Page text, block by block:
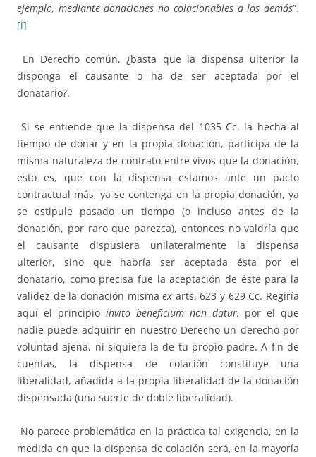
ejemplo, mediante donaciones no colacionables a los demás”.
[i]
En Derecho común, ¿basta que la dispensa ulterior la
disponga el causante o ha de ser aceptada por el
donatario?.
Si se entiende que la dispensa del 1035 Cc, la hecha al
tiempo de donar y en la propia donación, participa de la
misma naturaleza de contrato entre vivos que la donación,
esto es, que con la dispensa estamos ante un pacto
contractual más, ya se contenga en la propia donación, ya
se estipule pasado un tiempo (o incluso antes de la
donación, por raro que parezca), entonces no valdría que
el causante dispusiera unilateralmente la dispensa
ulterior, sino que habría ser aceptada ésta por el
donatario, como precisa fue la aceptación de éste para la
validez de la donación mismaex arts. 623 y 629 Cc. Regiría
aquí el principio invito beneficium non datur, por el que
nadie puede adquirir en nuestro Derecho un derecho por
voluntad ajena, ni siquiera la de tu propio padre. A fin de
cuentas, la dispensa de colación constituye una
liberalidad, añadida a la propia liberalidad de la donación
dispensada (una suerte de doble liberalidad).
No parece problemática en la práctica tal exigencia, en la
medida en que la dispensa de colación será, en la mayoría